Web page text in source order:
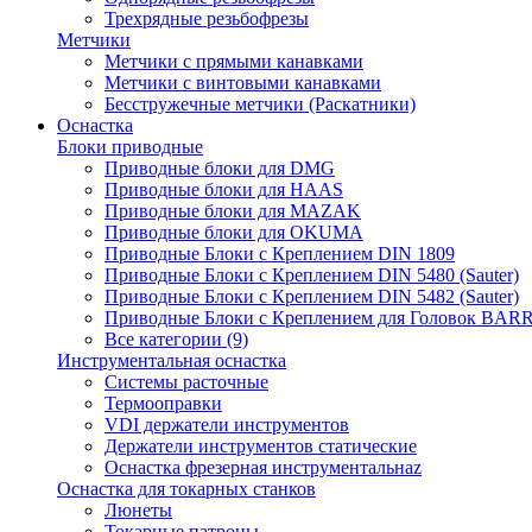
Трехрядные резьбофрезы
Метчики
Метчики с прямыми канавками
Метчики с винтовыми канавками
Бесстружечные метчики (Раскатники)
Оснастка
Блоки приводные
Приводные блоки для DMG
Приводные блоки для HAAS
Приводные блоки для MAZAK
Приводные блоки для OKUMA
Приводные Блоки с Креплением DIN 1809
Приводные Блоки с Креплением DIN 5480 (Sauter)
Приводные Блоки с Креплением DIN 5482 (Sauter)
Приводные Блоки с Креплением для Головок
Все категории (9)
Инструментальная оснастка
Системы расточные
Термооправки
VDI держатели инструментов
Держатели инструментов статические
Оснастка фрезерная инструментальнаz
Оснастка для токарных станков
Люнеты